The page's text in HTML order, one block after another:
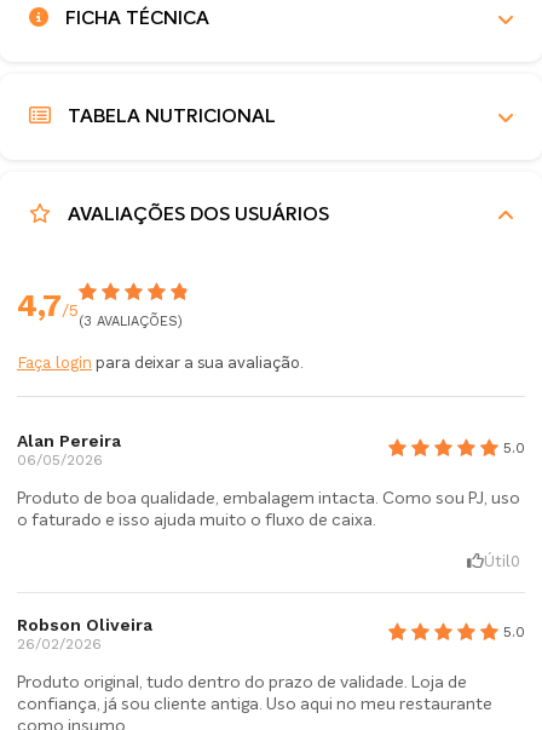
FICHA TÉCNICA
TABELA NUTRICIONAL
AVALIAÇÕES DOS USUÁRIOS
4,7/5
(3 AVALIAÇÕES)
Faça login para deixar a sua avaliação.
Alan Pereira
06/05/2026
5.0
Produto de boa qualidade, embalagem intacta. Como sou PJ, uso
o faturado e isso ajuda muito o fluxo de caixa.
Útil 0
Robson Oliveira
26/02/2026
5.0
Produto original, tudo dentro do prazo de validade. Loja de
confiança, já sou cliente antiga. Uso aqui no meu restaurante
como insumo.